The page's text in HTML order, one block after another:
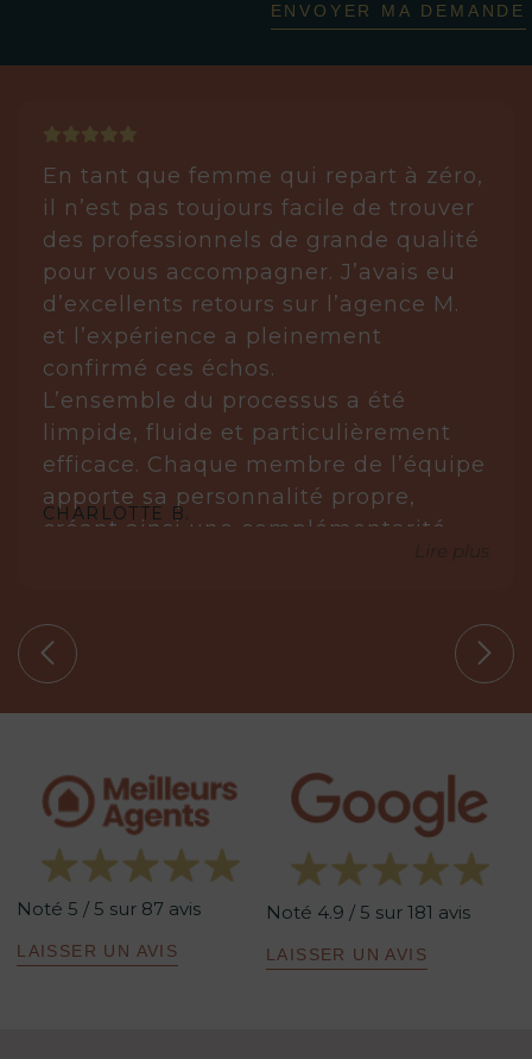
ENVOYER MA DEMANDE
CHARLOTTE B.
En tant que femme qui repart à zéro,
il n’est pas toujours facile de trouver
des professionnels de grande qualité
pour vous accompagner. J’avais eu
d’excellents retours sur l’agence M.
et l’expérience a pleinement
confirmé ces échos.
L’ensemble du processus a été
limpide, fluide et particulièrement
efficace. Chaque membre de l’équipe
apporte sa personnalité propre,
créant ainsi une complémentarité
l’écoute. Elle analyse, anticipe et sait
s’imposer avec justesse lorsque cela
est nécessaire. Elle ne propose que
des biens en parfaite adéquation
Aude, quant à elle, est une véritable
leadeuse. Experte dans son domaine,
elle maîtrise parfaitement les
tenants et aboutissants. Sa
méthodologie est redoutablement
efficace : un excellent relationnel,
une analyse précise de la situation,
Noté 5 / 5 sur 87 avis
LAISSER UN AVIS
Noté 4.9 / 5 sur 181 avis
LAISSER UN AVIS